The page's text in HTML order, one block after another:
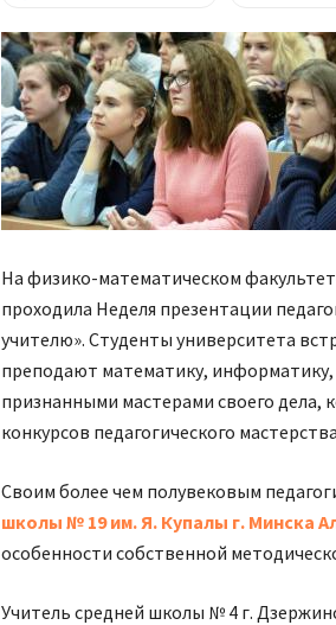
На физико-математическом
проходила Неделя презентации
учителю». Студенты университета
преподают математику,
признанными мастерами своего дела,
конкурсов педагогического
Своим более чем полувековым
школы № 19 им. Я. Купалы г. Минска
особенности собственной
Учитель средней школы № 4 г.